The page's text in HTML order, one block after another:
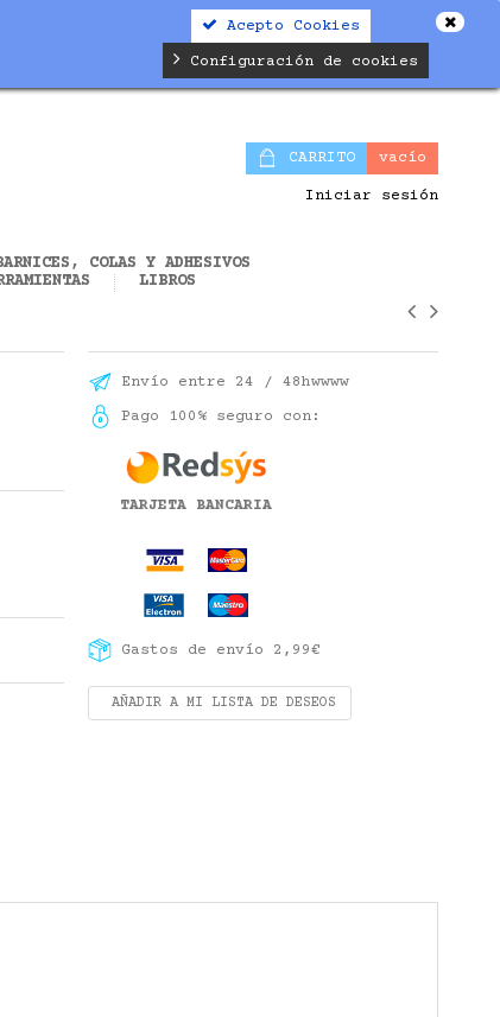
Acepto Cookies
Configuración de cookies
CARRITO vacío
Iniciar sesión
COLAS Y ADHESIVOS
LIBROS
Envío entre 24 / 48hwwww
Pago 100% seguro con:
TARJETA BANCARIA
Gastos de envío 2,99€
AÑADIR A MI LISTA DE DESEOS